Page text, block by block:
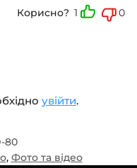
Корисно? 1 0
увійти.
80
, Фото та відео